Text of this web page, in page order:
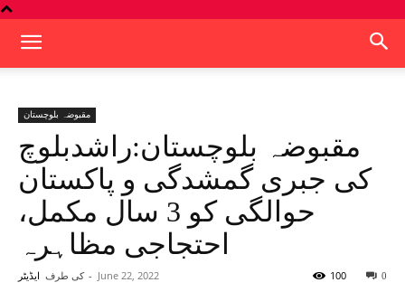
مقبوضہ بلوچستان
مقبوضہ بلوچستان:راشدبلوچ
کی جبری گمشدگی و پاکستان
حوالگی کو 3 سال مکمل،
احتجاجی مظاہرہ
کی طرف ایڈیٹر - June 22, 2022 0
100